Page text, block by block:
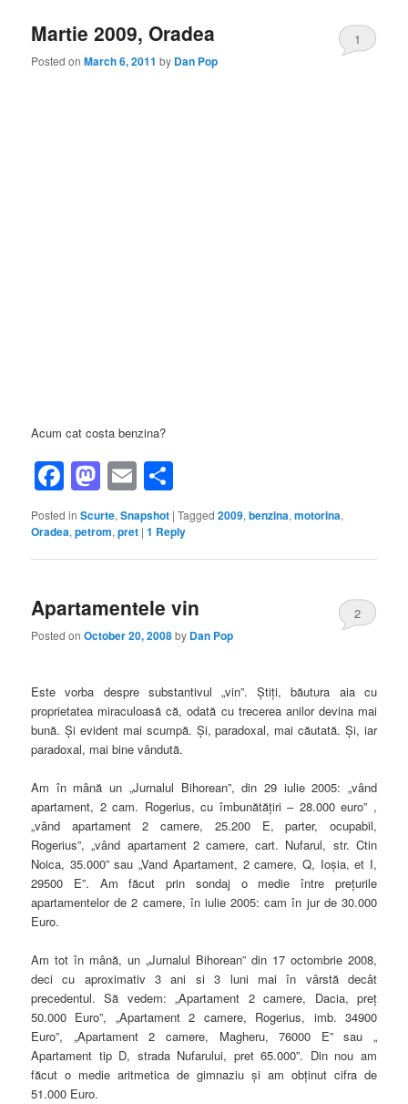
Martie 2009, Oradea
Posted onMarch 6, 2011 by Dan Pop
1
Acum cat costa benzina?
Facebook
Mastodon
Email
Posted in Scurte,Snapshot |Tagged 2009,benzina,motorina,
Oradea,petrom,pret |1 Reply
Apartamentele vin
Posted onOctober 20, 2008by Dan Pop
2
Este vorba despre substantivul „vin”. Ştiţi, băutura aia cu
proprietatea miraculoasă că, odată cu trecerea anilor devina mai
bună. Şi evident mai scumpă. Şi, paradoxal, mai căutată. Şi, iar
paradoxal, mai bine vândută.
Am în mână un „Jurnalul Bihorean”, din 29 iulie 2005: „vând
apartament, 2 cam. Rogerius, cu îmbunătăţiri – 28.000 euro” ,
„vând apartament 2 camere, 25.200 E, parter, ocupabil,
Rogerius”, „vând apartament 2 camere, cart. Nufarul, str. Ctin
Noica, 35.000” sau „Vand Apartament, 2 camere, Q, Ioşia, et I,
29500 E”. Am făcut prin sondaj o medie între preţurile
apartamentelor de 2 camere, în iulie 2005: cam în jur de 30.000
Euro.
Am tot în mână, un „Jurnalul Bihorean” din 17 octombrie 2008,
deci cu aproximativ 3 ani si 3 luni mai în vârstă decât
precedentul. Să vedem: „Apartament 2 camere, Dacia, preţ
50.000 Euro”, „Apartament 2 camere, Rogerius, imb. 34900
Euro”, „Apartament 2 camere, Magheru, 76000 E” sau „
Apartament tip D, strada Nufarului, pret 65.000”. Din nou am
făcut o medie aritmetica de gimnaziu şi am obţinut cifra de
51.000 Euro.